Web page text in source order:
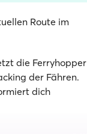
Route im
die Ferryhopper
der Fähren.
dich